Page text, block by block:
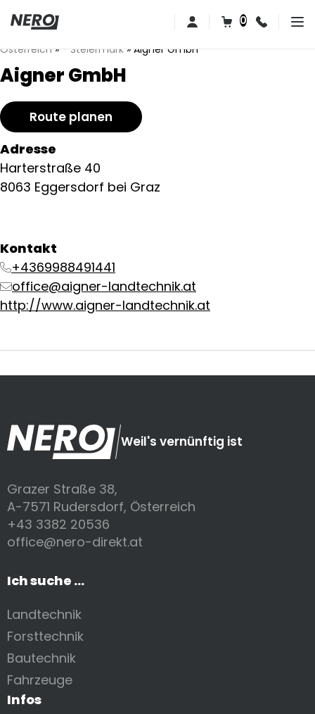
0
Österreich»- Steiermark»Aigner GmbH
Aigner GmbH
Route planen
Adresse
Harterstraße 40
8063 Eggersdorf bei Graz
Kontakt
+4369988491441
office@aigner-landtechnik.at
http://www.aigner-landtechnik.at
Weil's vernünftig ist
Grazer Straße 38,
A-7571 Rudersdorf, Österreich
+43 3382 20536
office@nero-direkt.at
Ich suche ...
Landtechnik
Forsttechnik
Bautechnik
Fahrzeuge
Infos